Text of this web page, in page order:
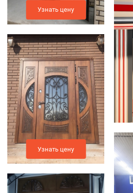
Узнать цену
Узнать цену